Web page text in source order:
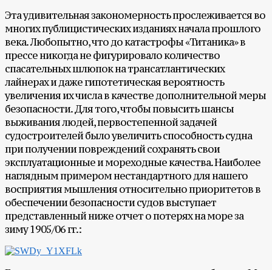
Эта удивительная закономерность прослеживается во
многих публицистических изданиях начала прошлого
века. Любопытно, что до катастрофы «Титаника» в
прессе никогда не фигурировало количество
спасательных шлюпок на трансатлантических
лайнерах и даже гипотетическая вероятность
увеличения их числа в качестве дополнительной меры
безопасности. Для того, чтобы повысить шансы
выживания людей, первостепенной задачей
судостроителей было увеличить способность судна
при получении повреждений сохранять свои
эксплуатационные и мореходные качества. Наиболее
наглядным примером нестандартного для нашего
восприятия мышления относительно приоритетов в
обеспечении безопасности судов выступает
представленный ниже отчет о потерях на море за
зиму 1905/06 гг.: